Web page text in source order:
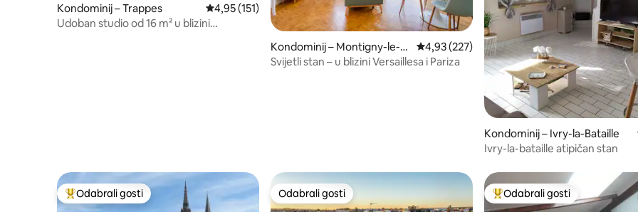
Kondominij – Trappes Prosječna ocjena: 4,95/5, recenzija: 151
4,95 (151)
Udoban studio od 16 m² u blizini
Kondominij – Montigny-le-Br
etonneux
Prosječna ocjena: 4,93/5, recenzija: 227
4,93 (227)
Svijetli stan – u blizini Versaillesa i Pariza
Kondominij – Ivry-la-Bataille
Ivry-la-bataille atipičan stan
Među najviše rangiranima s oznakom „Odabrali gosti”
Odabrali gosti Odabrali gosti
Odabrali gosti Među najviše rangiranima s
Odabrali gosti